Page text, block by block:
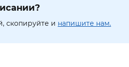
скопируйте и напишите нам.